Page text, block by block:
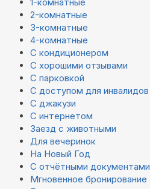
2-комнатные
3-комнатные
4-комнатные
С кондиционером
С хорошими отзывами
С парковкой
С доступом для инвалидов
С джакузи
С интернетом
Заезд с животными
Для вечеринок
На Новый Год
С отчётными документами
Мгновенное бронирование